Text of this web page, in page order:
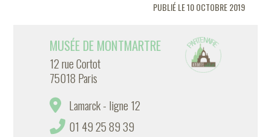
PUBLIÉ LE 10 OCTOBRE 2019
MUSÉE DE MONTMARTRE
12 rue Cortot
75018 Paris
Lamarck - ligne 12
01 49 25 89 39